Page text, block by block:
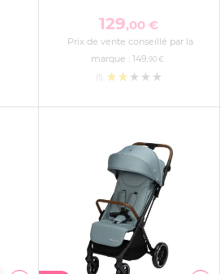
129,00 €
Prix de vente conseillé par la
marque : 149 ,90 €
(1)